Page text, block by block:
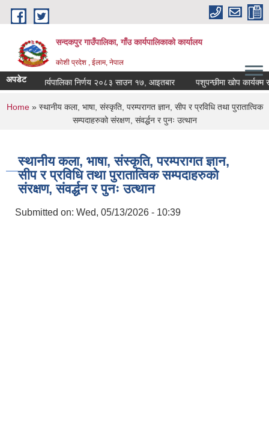
Skip to main content
सन्दकपुर गाउँपालिका, गाँउ कार्यपालिकाको कार्यालय
कोशी प्रदेश , ईलाम, नेपाल
अपडेटकार्यपालिका निर्णय २०८३ साउन १७, आइतबार पशुपन्छीमा खोप कार्यक्म
You are here
Home» स्थानीय कला, भाषा, संस्कृति, परम्परागत ज्ञान, सीप र प्रविधि तथा पुरातात्विक
सम्पदाहरुको संरक्षण, संवर्द्धन र पुनः उत्थान
स्थानीय कला, भाषा, संस्कृति, परम्परागत ज्ञान,
सीप र प्रविधि तथा पुरातात्विक सम्पदाहरुको
संरक्षण, संवर्द्धन र पुनः उत्थान
Submitted on: Wed, 05/13/2026 - 10:39